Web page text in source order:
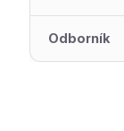
Odborník